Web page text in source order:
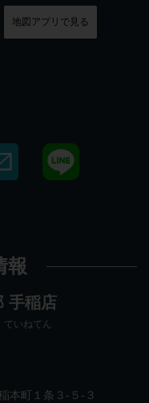
地図アプリで見る
報
手稲店
いねてん
本町１条３‐５‐３